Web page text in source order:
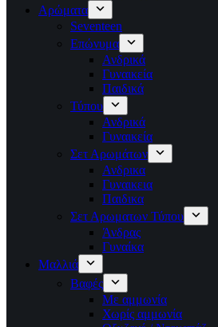
Αρώματα
Seventeen
Επώνυμα
Ανδρικά
Γυναικεία
Παιδικά
Τύπου
Ανδρικά
Γυναικεία
Σετ Αρωμάτων
Ανδρικα
Γυναικεια
Παιδικα
Σετ Αρωματων Τύπου
Άνδρας
Γυναίκα
Μαλλιά
Βαφές
Με αμμωνία
Χωρίς αμμωνία